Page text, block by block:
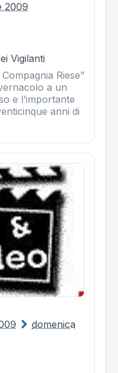
2009
Vigilanti
Riese”
a un
e l’importante
anni di
domenica